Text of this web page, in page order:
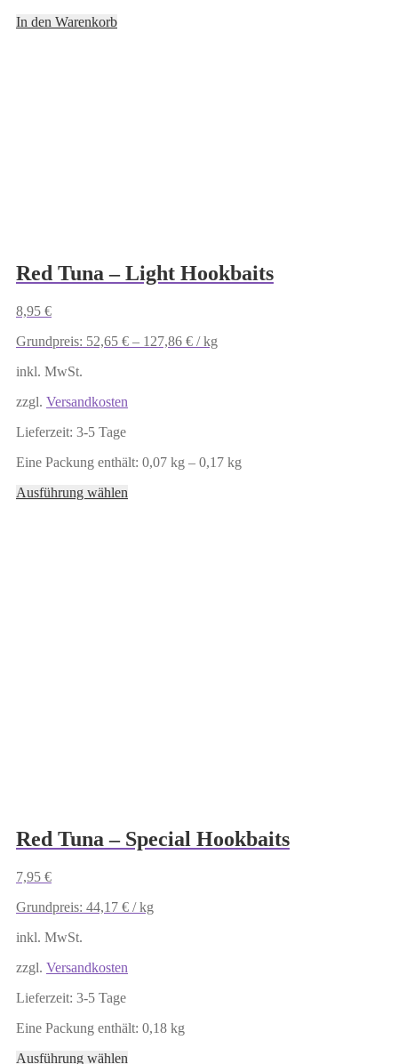
In den Warenkorb
Red Tuna – Light Hookbaits
8,95 €
Grundpreis: 52,65 € – 127,86 € /kg
inkl. MwSt.
zzgl. Versandkosten
Lieferzeit: 3-5 Tage
Eine Packung enthält: 0,07 kg – 0,17 kg
Ausführung wählen
Red Tuna – Special Hookbaits
7,95 €
Grundpreis: 44,17 € /kg
inkl. MwSt.
zzgl. Versandkosten
Lieferzeit: 3-5 Tage
Eine Packung enthält: 0,18 kg
Ausführung wählen